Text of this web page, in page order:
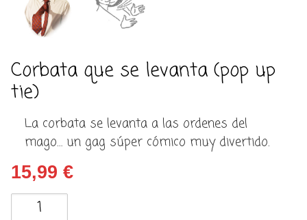
Corbata que se levanta (pop up
tie)
La corbata se levanta a las ordenes del
mago… un gag súper cómico muy divertido.
15,99 €
Corbata